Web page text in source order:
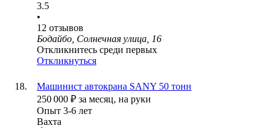
3.5
•
12 отзывов
Бодайбо, Солнечная улица, 16
Откликнитесь среди первых
Откликнуться
Машинист автокрана SANY 50 тонн
250 000 ₽ за месяц, на руки
Опыт 3-6 лет
Вахта